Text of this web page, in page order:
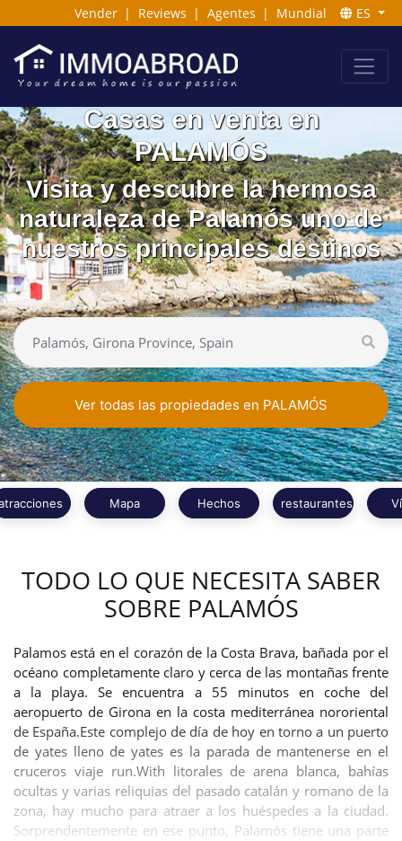
Vender | Reviews | Agentes | Mundial ES
Casas en venta en
PALAMÓS
Visita y descubre la hermosa
naturaleza de Palamós uno de
nuestros principales destinos
Ver todas las propiedades en PALAMÓS
Mapa Hechos restaurantes
TODO LO QUE NECESITA SABER
SOBRE PALAMÓS
Palamos está en el corazón de la Costa Brava, bañada por el
océano completamente claro y cerca de las montañas frente
a la playa. Se encuentra a 55 minutos en coche del
aeropuerto de Girona en la costa mediterránea nororiental
de España.Este complejo de día de hoy en torno a un puerto
de yates lleno de yates es la parada de mantenerse en el
cruceros viaje run.With litorales de arena blanca, bahías
ocultas y varias reliquias del pasado catalán y romano de la
zona, hay mucho para atraer a los huéspedes a la ciudad.
Sorprendentemente en ese punto, Palamós tiene una parte